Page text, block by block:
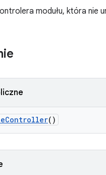
modułu, która nie
Controller()